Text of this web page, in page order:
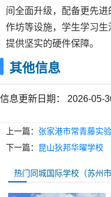
间全面升级，配备更先
作坊等设施，学生学习
提供坚实的硬件保障。
其他信息
信息更新日期： 2026-05-
上一篇： 张家港市常青藤实
下一篇：
昆山狄邦华曜学校
热门同城国际学校（苏州市